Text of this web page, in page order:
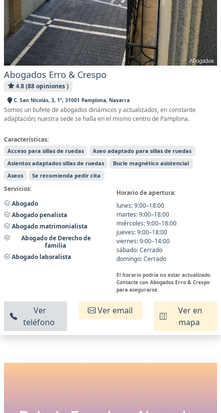
Abogados Erro & Crespo
4.8 (88 opiniones )
C. San Nicolás, 3, 1º, 31001 Pamplona, Navarra
Somos un bufete de abogados dinámicos y actualizados, en constante
adaptación; nuestra sede se halla en el mismo centro de Pamplona.
Características:
Acceso para sillas de ruedas
Aseo adaptado para sillas de ruedas
Asientos adaptados sillas de ruedas
Bucle magnético asistencial
Aseos
Se recomienda pedir cita
Servicios:
Abogado
Abogado penalista
Abogado matrimonialista
Abogado de Derecho de
familia
Abogado laboralista
Horario de apertura:
lunes: 9:00–18:00
martes: 9:00–18:00
miércoles: 9:00–18:00
jueves: 9:00–18:00
viernes: 9:00–14:00
sábado: Cerrado
domingo: Cerrado
El horario podría no estar actualizado.
Contacte con Abogados Erro & Crespo
para asegurarse.
Ver
teléfono
Ver email
Ver en
mapa